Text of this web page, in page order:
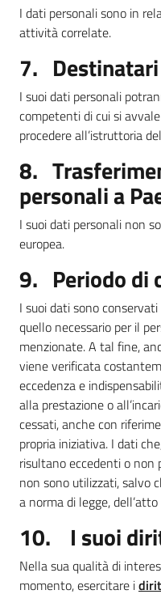
I dati personali sono in
attività correlate.
7.
I suoi dati personali
competenti di cui si
procedere all’istruttoria
8.
personali a
I suoi dati personali non
europea.
9. Periodo di
I suoi dati sono
quello necessario per il
menzionate. A tal fine,
viene verificata
eccedenza e
alla prestazione o
cessati, anche con
propria iniziativa. I dati
risultano eccedenti o
non sono utilizzati, salvo
a norma di legge,
10. I suoi
Nella sua qualità di
momento, esercitare i